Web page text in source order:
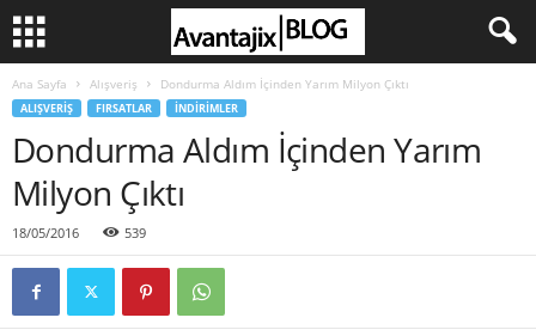
Ana Sayfa Alışveriş Dondurma Aldım İçinden Yarım Milyon Çıktı
ALIŞVERIŞ FIRSATLAR İNDIRIMLER
Dondurma Aldım İçinden Yarım
Milyon Çıktı
18/05/2016 539